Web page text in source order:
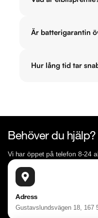
Är batterigarantin
Hur lång tid tar
Behöver du hjälp?
Vi har öppet på telefon 8-24
Adress
Gustavslundsvägen 18, 167